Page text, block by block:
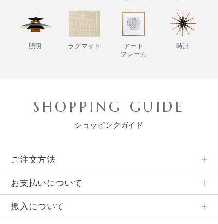
照明 ラグマット
アート
フレーム
時計
SHOPPING GUIDE
ショッピングガイド
ご注文方法
お支払いについて
搬入について